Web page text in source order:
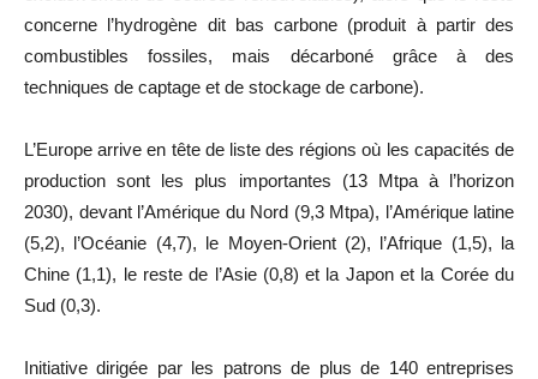
concerne l’hydrogène dit bas carbone (produit à partir des
combustibles fossiles, mais décarboné grâce à des
techniques de captage et de stockage de carbone).
L’Europe arrive en tête de liste des régions où les capacités de
production sont les plus importantes (13 Mtpa à l’horizon
2030), devant l’Amérique du Nord (9,3 Mtpa), l’Amérique latine
(5,2), l’Océanie (4,7), le Moyen-Orient (2), l’Afrique (1,5), la
Chine (1,1), le reste de l’Asie (0,8) et la Japon et la Corée du
Sud (0,3).
Initiative dirigée par les patrons de plus de 140 entreprises